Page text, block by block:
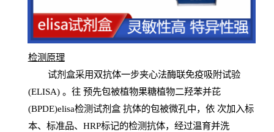
检测原理
试剂盒采用双抗体一步夹心法酶联免疫吸附试验
(ELISA) 。往 预先包被植物果糖植物二羟苯并芘
(BPDE)elisa检测试剂盒抗体的包被微孔中，依 次加入标
本、标准品、 HRP标记的检测抗体，经过温育并洗